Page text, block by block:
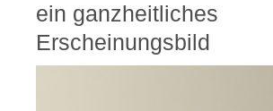
ein ganzheitliches
Erscheinungsbild